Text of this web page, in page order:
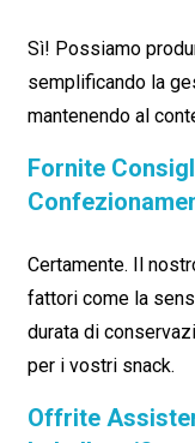
Sì! Possiamo
semplificando la
mantenendo al
Fornite
Certamente. Il
fattori come la
durata di
per i vostri snack.
Offrite